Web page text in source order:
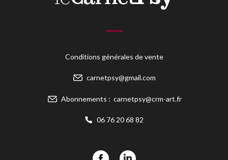
Conditions générales de vente
carnetpsy@gmail.com
Abonnements : carnetpsy@crm-art.fr
06 76 20 68 82